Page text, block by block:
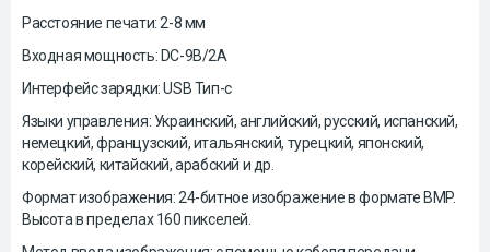
Расстояние печати: 2-8 мм
Входная мощность: DC-9В/2А
Интерфейс зарядки: USB Тип-c
Языки управления: Украинский, английский, русский, испанский,
немецкий, французский, итальянский, турецкий, японский,
корейский, китайский, арабский и др.
Формат изображения: 24-битное изображение в формате BMP.
Высота в пределах 160 пикселей.